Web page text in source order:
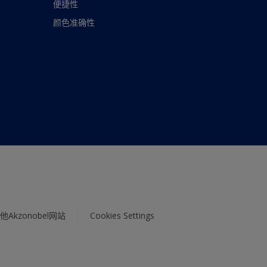
便捷性
颜色准确性
Akzonobel网站 Cookies Settings